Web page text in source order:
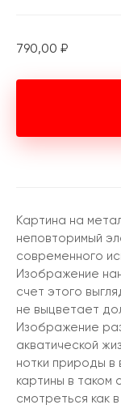
790,00 ₽
Картина на
неповторимый
современного
Изображение
счет этого
не выцветает
Изображение
акватической
нотки природы
картины в таком
смотреться как